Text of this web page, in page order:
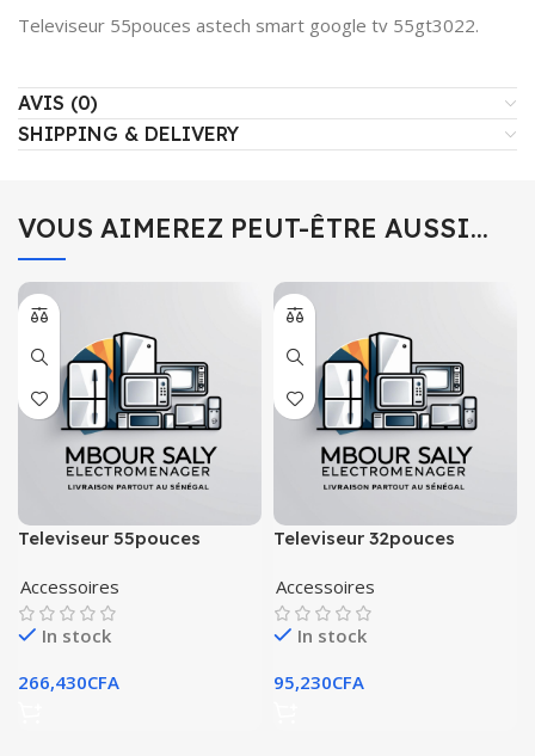
Televiseur 55pouces astech smart google tv 55gt3022.
AVIS (0)
SHIPPING & DELIVERY
VOUS AIMEREZ PEUT-ÊTRE AUSSI…
Televiseur 55pouces
55gt3022r
Accessoires
In stock
266,430CFA
Televiseur 32pouces
32gt3022a
Accessoires
In stock
95,230CFA